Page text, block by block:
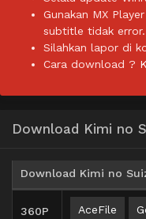
Gunakan MX
subtitle tidak error.
Silahkan lapor di
Cara download ?
Download Kimi no
360P AceFile